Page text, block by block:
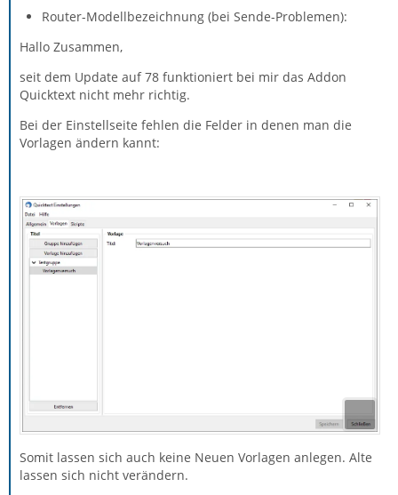
Router-Modellbezeichnung (bei Sende-Problemen):
Hallo Zusammen,
seit dem Update auf 78 funktioniert bei mir das Addon
Quicktext nicht mehr richtig.
Bei der Einstellseite fehlen die Felder in denen man die
Vorlagen ändern kannt:
Somit lassen sich auch keine Neuen Vorlagen anlegen. Alte
lassen sich nicht verändern.